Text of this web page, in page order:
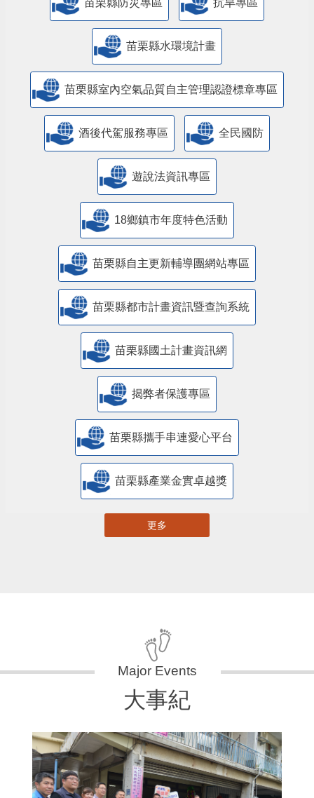
苗栗縣防災專區 抗旱專區
苗栗縣水環境計畫
苗栗縣室內空氣品質自主管理認證標章專區
酒後代駕服務專區 全民國防
遊說法資訊專區
18鄉鎮市年度特色活動
苗栗縣自主更新輔導團網站專區
苗栗縣都市計畫資訊暨查詢系統
苗栗縣國土計畫資訊網
揭弊者保護專區
苗栗縣攜手串連愛心平台
苗栗縣產業金實卓越獎
更多
大事紀